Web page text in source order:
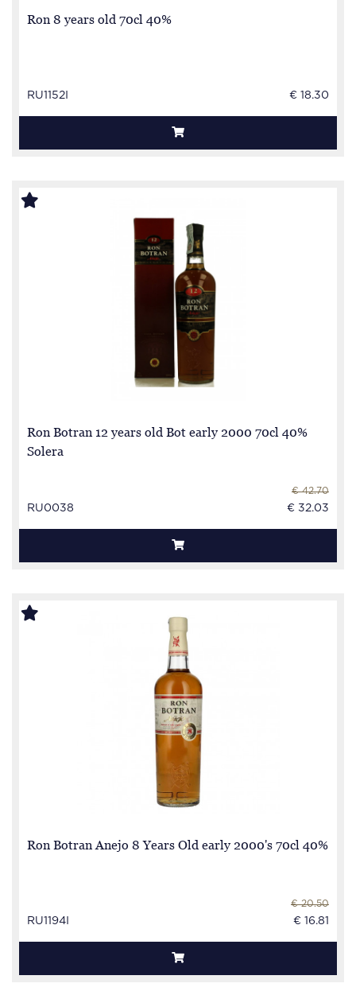
Ron 8 years old 70cl 40%
RU1152I € 18.30
Ron Botran 12 years old Bot early 2000 70cl 40%
Solera
RU0038
€ 42.70
€ 32.03
Ron Botran Anejo 8 Years Old early 2000's 70cl 40%
RU1194I
€ 20.50
€ 16.81